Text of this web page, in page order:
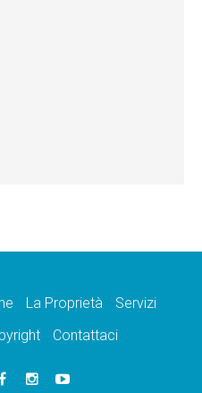
La Proprietà
Servizi
Contattaci